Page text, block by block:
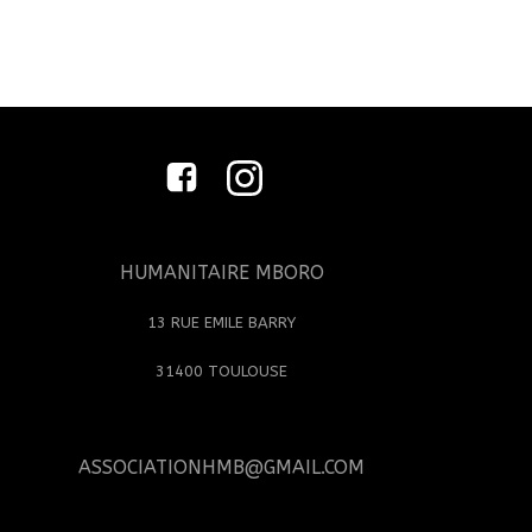
HUMANITAIRE MBORO
13 RUE EMILE BARRY
31400 TOULOUSE
ASSOCIATIONHMB@GMAIL.COM